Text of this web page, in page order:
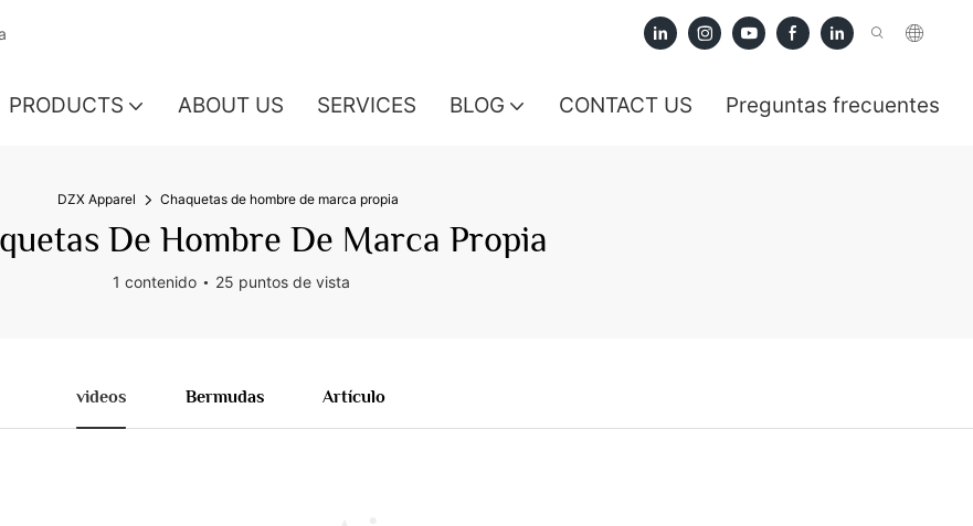
PRODUCTS ABOUT US SERVICES BLOG CONTACT US Preguntas frecuentes
DZX Apparel Chaquetas de hombre de marca propia
De Hombre De Marca Propia
1 contenido 25 puntos de vista
videos Bermudas Artículo